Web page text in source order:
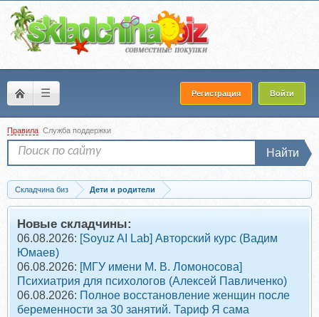
☰ Регистрация Войти
Правила Служба поддержки
Найти
Складчина биз
Дети и родители
Скачать Сексуальное воспитание (Ирина Стукалова)
Новые складчины:
06.08.2026: [Soyuz AI Lab] Авторский курс (Вадим
Юмаев)
06.08.2026: [МГУ имени М. В. Ломоносова]
Психиатрия для психологов (Алексей Павличенко)
06.08.2026: Полное восстановление женщин после
беременности за 30 занятий. Тариф Я сама